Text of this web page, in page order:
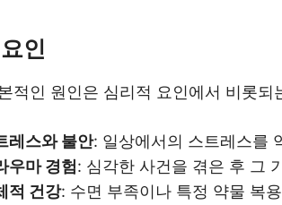
인
적인 원인은 심리적 요인에서 비롯
레스와 불안: 일상에서의 스트레스를
우마 경험: 심각한 사건을 겪은 후 그
적 건강: 수면 부족이나 특정 약물 복